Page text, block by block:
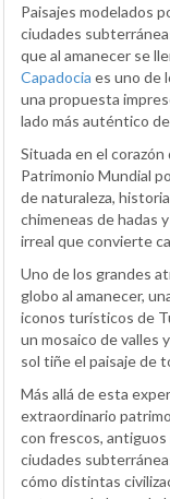
Paisajes modelados
ciudades
que al amanecer se
Capadocia es uno de
una propuesta
lado más auténtico
Situada en el
Patrimonio Mundial
de naturaleza,
chimeneas de hadas
irreal que convierte
Uno de los grandes
globo al amanecer,
iconos turísticos de
un mosaico de valles
sol tiñe el paisaje de
Más allá de esta
extraordinario
con frescos, antiguos
ciudades
cómo distintas